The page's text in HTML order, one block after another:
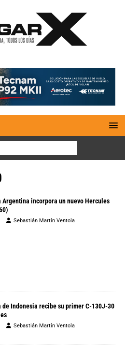
Argentina incorpora un nuevo Hercules
Sebastián Martín Ventola
de Indonesia recibe su primer C-130J-30
Sebastián Martín Ventola